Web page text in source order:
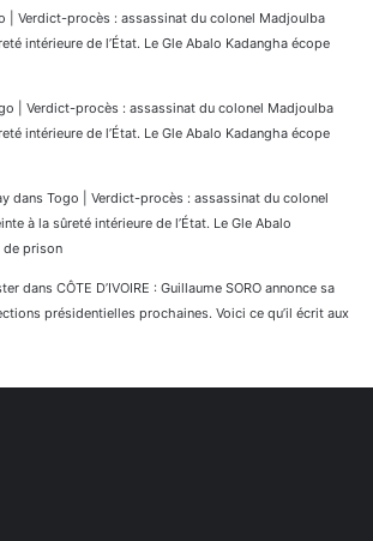
| Verdict-procès : assassinat du colonel Madjoulba
intérieure de l’État. Le Gle Abalo Kadangha écope
| Verdict-procès : assassinat du colonel Madjoulba
intérieure de l’État. Le Gle Abalo Kadangha écope
dans Togo | Verdict-procès : assassinat du colonel
à la sûreté intérieure de l’État. Le Gle Abalo
de prison
dans CÔTE D’IVOIRE : Guillaume SORO annonce sa
présidentielles prochaines. Voici ce qu’il écrit aux